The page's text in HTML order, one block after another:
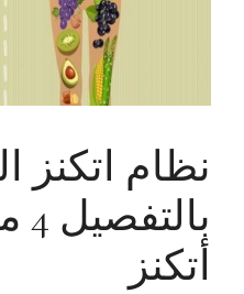
نظام اتكنز
أتكنز